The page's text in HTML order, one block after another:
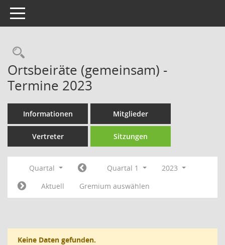
Toggle navigation
Rechercheauswahl
Ortsbeiräte (gemeinsam) -
Termine 2023
Informationen Mitglieder
Vertreter Sitzungen
Quartal Quartal 1
2023
Aktuell
Gremium auswählen
Keine Daten gefunden.